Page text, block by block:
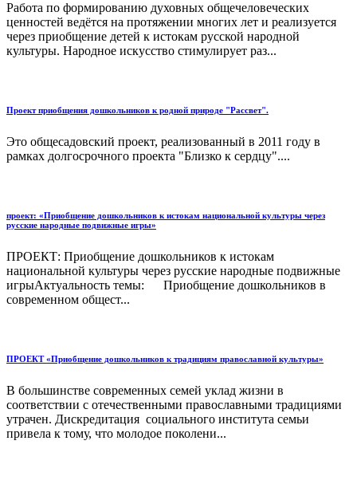
Работа по формированию духовных общечеловеческих
ценностей ведётся на протяжении многих лет и реализуется
через приобщение детей к истокам русской народной
культуры. Народное искусство стимулирует раз...
Проект приобщения дошкольников к родной природе "Рассвет".
Это общесадовский проект, реализованный в 2011 году в
рамках долгосрочного проекта "Близко к сердцу"....
проект: «Приобщение дошкольников к истокам национальной культуры через
русские народные подвижные игры»
ПРОЕКТ: Приобщение дошкольников к истокам
национальной культуры через русские народные подвижные
игрыАктуальность темы: Приобщение дошкольников в
современном общест...
ПРОЕКТ «Приобщение дошкольников к традициям православной культуры»
В большинстве современных семей уклад жизни в
соответствии с отечественными православными традициями
утрачен. Дискредитация социального института семьи
привела к тому, что молодое поколени...